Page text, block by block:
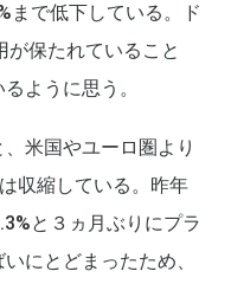
まで低下している。ド
が保たれていること
ように思う。
米国やユーロ圏より
収縮している。昨年
と３ヵ月ぶりにプラ
にとどまったため、